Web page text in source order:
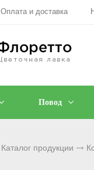
Оплата и доставка
Повод
Каталог продукции